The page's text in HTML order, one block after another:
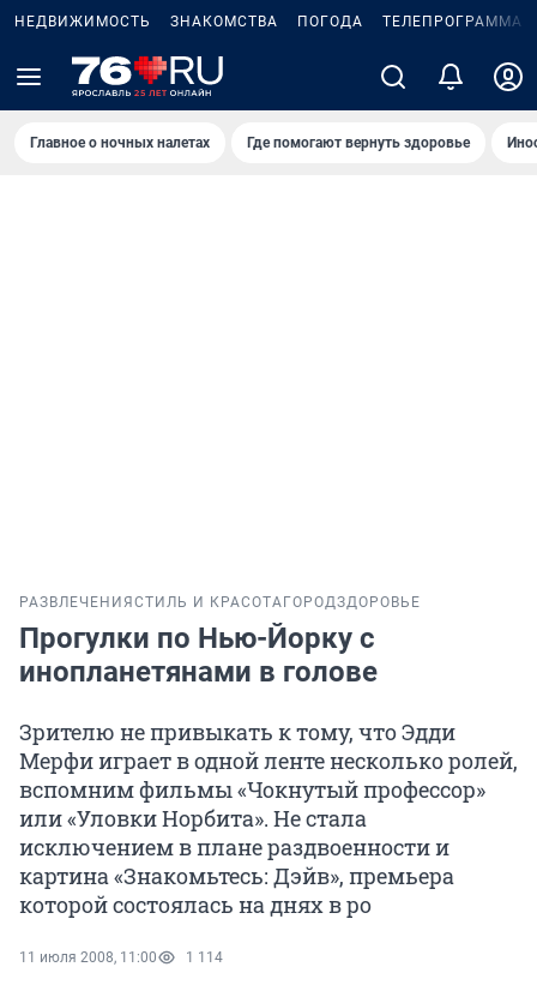
НЕДВИЖИМОСТЬ ЗНАКОМСТВА ПОГОДА ТЕЛЕПРОГРАММА
Главное о ночных налетах Где помогают вернуть здоровье
РАЗВЛЕЧЕНИЯ СТИЛЬ И КРАСОТА ГОРОДЗДОРОВЬЕ
Прогулки по Нью-Йорку с
инопланетянами в голове
Зрителю не привыкать к тому, что Эдди
Мерфи играет в одной ленте несколько ролей,
вспомним фильмы «Чокнутый профессор»
или «Уловки Норбита». Не стала
исключением в плане раздвоенности и
картина «Знакомьтесь: Дэйв», премьера
которой состоялась на днях в ро
11 июля 2008, 11:00 1 114